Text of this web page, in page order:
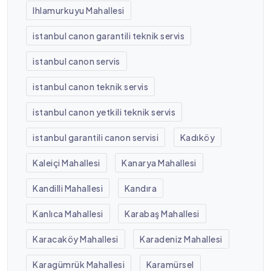
Ihlamurkuyu Mahallesi
istanbul canon garantili teknik servis
istanbul canon servis
istanbul canon teknik servis
istanbul canon yetkili teknik servis
istanbul garantili canon servisi Kadıköy
Kaleiçi Mahallesi Kanarya Mahallesi
Kandilli Mahallesi Kandıra
Kanlıca Mahallesi Karabaş Mahallesi
Karacaköy Mahallesi Karadeniz Mahallesi
Karagümrük Mahallesi Karamürsel